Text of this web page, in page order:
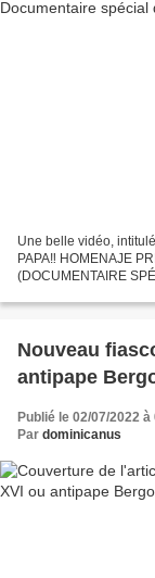
Une belle vidéo,
PAPA‼️ HOMENAJE
(DOCUMENTAIRE
Nouveau
antipape
Publié le 02/07/2022 à
Par dominicanus